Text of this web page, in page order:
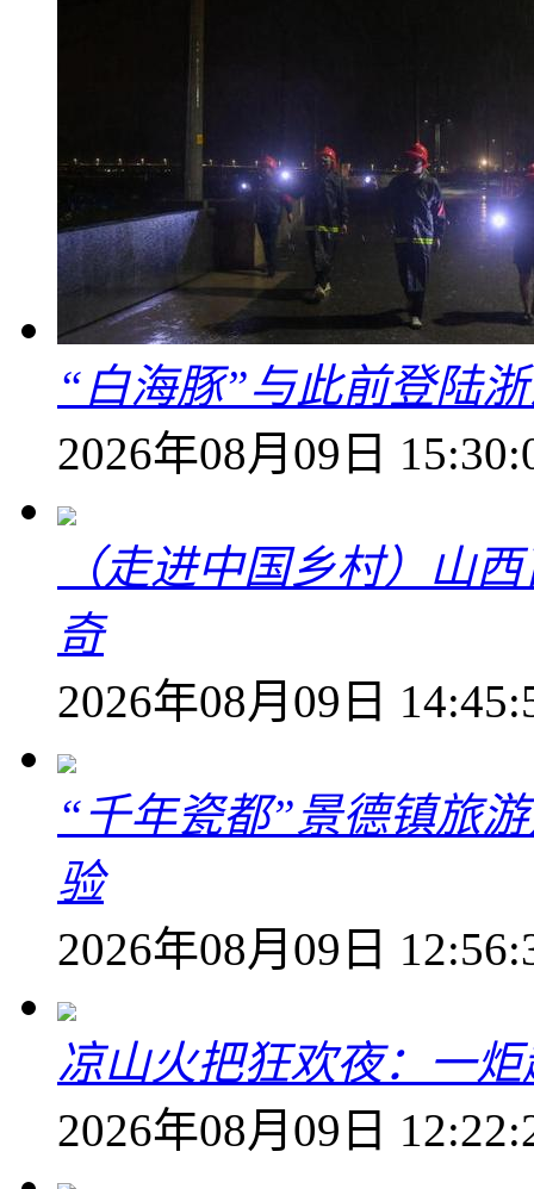
“白海豚”与此前登陆
2026年08月09日
（走进中国乡村）山
奇
2026年08月09日
“千年瓷都”景德镇旅
验
2026年08月09日
凉山火把狂欢夜：一
2026年08月09日